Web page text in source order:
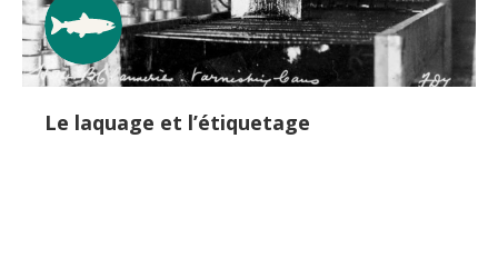
Le laquage et l’étiquetage